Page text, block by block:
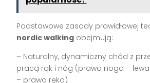
Podstawowe zasady prawidłowej
nordic walking obejmują:
– Naturalny, dynamiczny chód z
pracą rąk i nóg (prawa noga –
– prawa ręka)